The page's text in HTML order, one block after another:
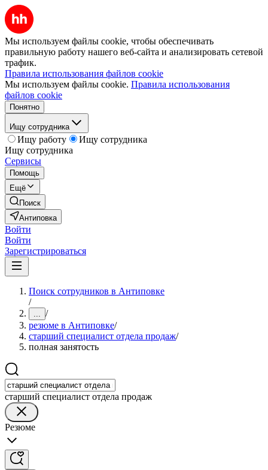
Мы используем файлы cookie, чтобы обеспечивать
правильную работу нашего веб-сайта и анализировать сетевой
трафик.
Правила использования файлов cookie
Мы используем файлы cookie. Правила использования
файлов cookie
Понятно
Ищу сотрудника
Ищу работу
Ищу сотрудника
Ищу сотрудника
Сервисы
Помощь
Ещё
Поиск
Антиповка
Войти
Войти
Зарегистрироваться
Поиск сотрудников в Антиповке
/
... /
резюме в Антиповке/
старший специалист отдела продаж/
полная занятость
старший специалист отдела продаж
Резюме